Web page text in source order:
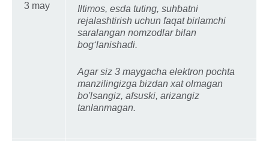
3 may
Iltimos, esda tuting, suhbatni
rejalashtirish uchun faqat birlamchi
saralangan nomzodlar bilan
bog‘lanishadi.
Agar siz 3 maygacha elektron pochta
manzilingizga bizdan xat olmagan
bo'lsangiz, afsuski, arizangiz
tanlanmagan.